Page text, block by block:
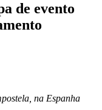
de evento
na Espanha